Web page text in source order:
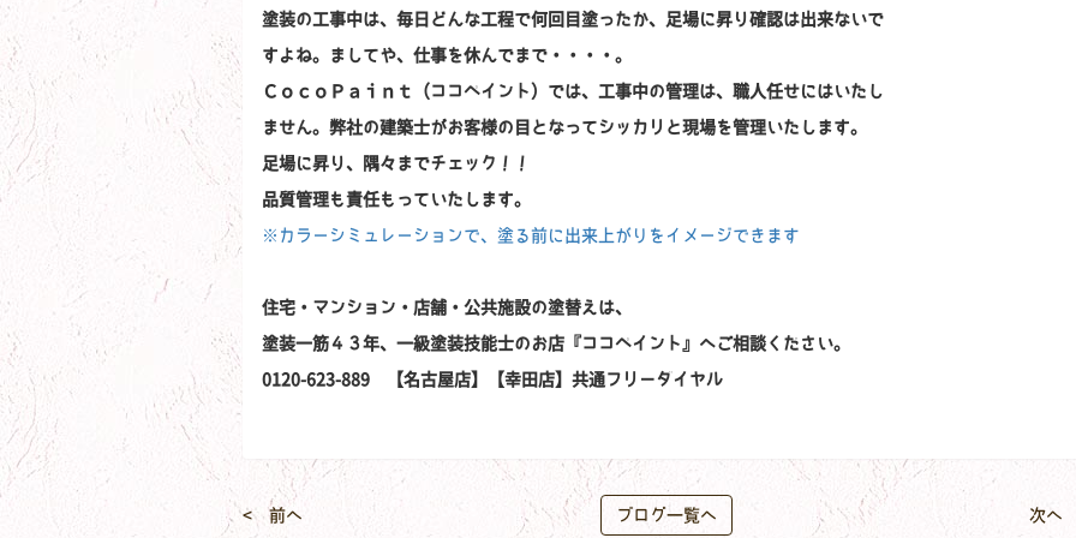
塗装の工事中は、毎日どんな工程で何回目塗ったか、足場に昇り確認は出来ないで
すよね。ましてや、仕事を休んでまで・・・・。
ＣｏｃｏＰａｉｎｔ（ココペイント）では、工事中の管理は、職人任せにはいたし
ません。弊社の建築士がお客様の目となってシッカリと現場を管理いたします。
足場に昇り、隅々までチェック！！
品質管理も責任もっていたします。
※カラーシミュレーションで、塗る前に出来上がりをイメージできます
住宅・マンション・店舗・公共施設の塗替えは、
塗装一筋４３年、一級塗装技能士のお店『ココペイント』へご相談ください。
0120-623-889 【名古屋店】【幸田店】共通フリーダイヤル
< 前へ ブログ一覧へ 次へ